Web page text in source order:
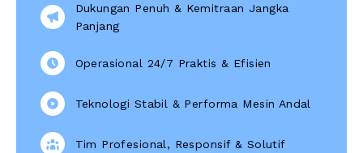
Dukungan Penuh & Kemitraan Jangka
Panjang
Operasional 24/7 Praktis & Efisien
Teknologi Stabil & Performa Mesin Andal
Tim Profesional, Responsif & Solutif